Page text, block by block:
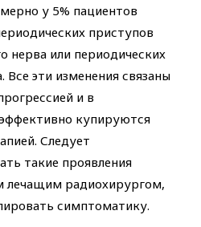
у 5% пациентов
приступов
нерва или периодических
Все эти изменения связаны
и в
купируются
Следует
такие проявления
лечащим радиохирургом,
симптоматику.